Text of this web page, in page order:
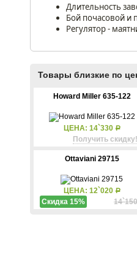
Длительность
Бой почасовой и
Регулятор -
Товары близкие по
Howard Miller 635-122
ЦЕНА: 14`330 Р
Получить скидку!
Ottaviani 29715
ЦЕНА: 12`020 Р
14`150
Скидка 15%